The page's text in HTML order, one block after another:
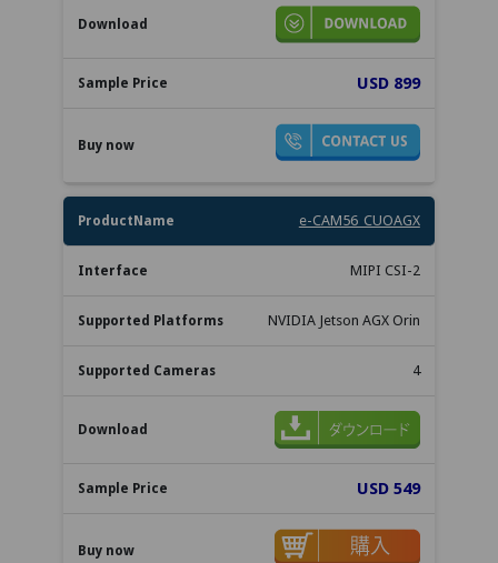
USD 899
e-CAM56_CUOAGX
MIPI CSI-2
NVIDIA Jetson AGX Orin
4
USD 549